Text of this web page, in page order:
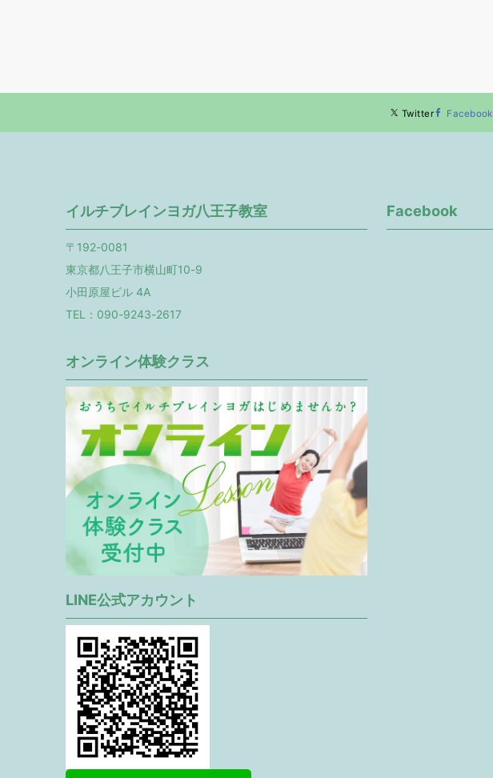
Twitter Facebook
イルチブレインヨガ八王子教室
〒192-0081
東京都八王子市横山町10-9
小田原屋ビル 4A
TEL：090-9243-2617
オンライン体験クラス
LINE公式アカウント
Facebook